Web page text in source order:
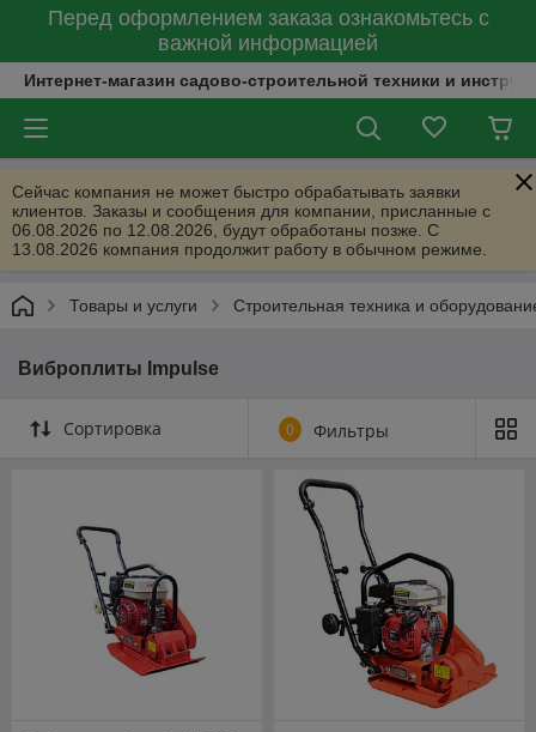
Перед оформлением заказа ознакомьтесь с
важной информацией
Интернет-магазин садово-строительной техники и
Сейчас компания не может быстро обрабатывать заявки
клиентов. Заказы и сообщения для компании, присланные с
06.08.2026 по 12.08.2026, будут обработаны позже. С
13.08.2026 компания продолжит работу в обычном режиме.
Товары и услуги Строительная техника и
Виброплиты Impulse
Сортировка 0 Фильтры